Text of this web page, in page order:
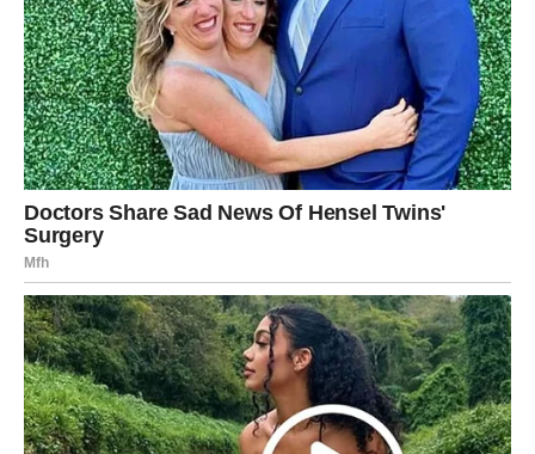
Sudbina vam donosi priliku da ostvarite život kakav ste
dugo sanjali.